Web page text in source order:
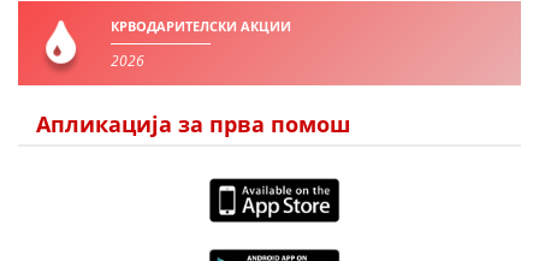
КРВОДАРИТЕЛСКИ АКЦИИ
2026
Апликација за прва помош